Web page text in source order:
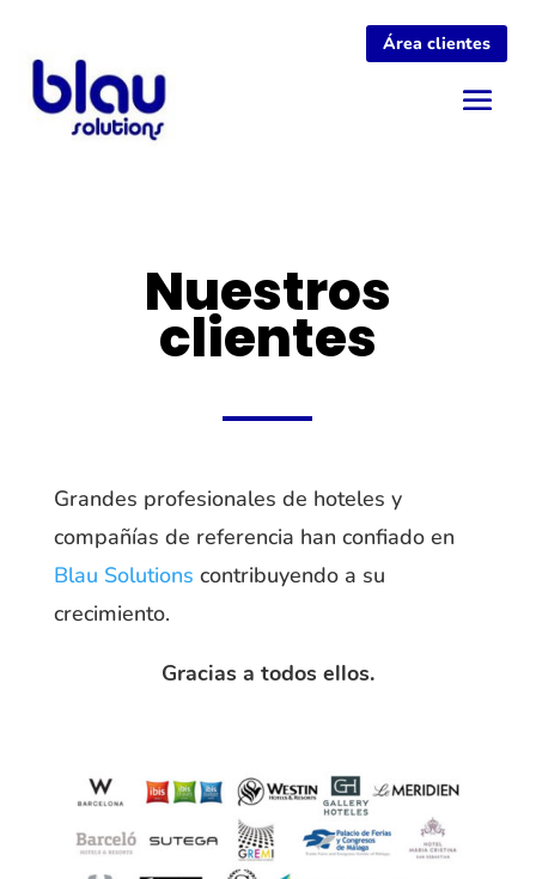
Área clientes
Nuestros
clientes
Grandes profesionales de hoteles y
compañías de referencia han confiado en
Blau Solutions contribuyendo a su
crecimiento.
Gracias a todos ellos.